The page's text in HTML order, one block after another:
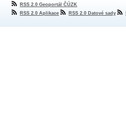
RSS 2.0 Geoportál ČÚZK
RSS 2.0 Aplikace
RSS 2.0 Datové sady